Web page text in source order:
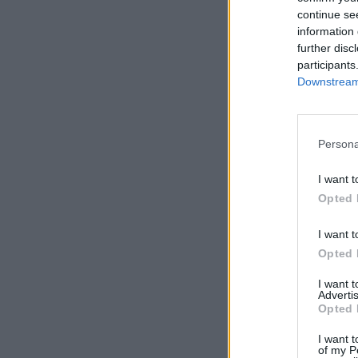
continue
information
further
I want
Opted
I want
Opted
I want
Opted
I want
of my